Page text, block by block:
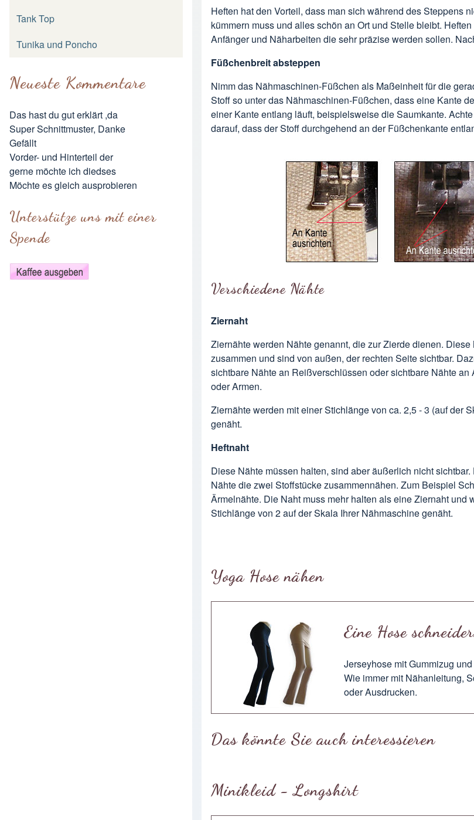
Tank Top
Tunika und Poncho
Neueste Kommentare
Das hast du gut erklärt ,da
Super Schnittmuster, Danke
Gefällt
Vorder- und Hinterteil der
gerne möchte ich diedses
Möchte es gleich ausprobieren
Unterstütze uns mit einer
Spende
Heften hat den Vorteil, dass man sich während des Steppens
kümmern muss und alles schön an Ort und Stelle bleibt.
Anfänger und Näharbeiten die sehr präzise werden sollen.
Füßchenbreit absteppen
Nimm das Nähmaschinen-Füßchen als Maßeinheit für die
Stoff so unter das Nähmaschinen-Füßchen, dass eine Kante
einer Kante entlang läuft, beispielsweise die Saumkante.
darauf, dass der Stoff durchgehend an der Füßchenkante
Verschiedene Nähte
Ziernaht
Ziernähte werden Nähte genannt, die zur Zierde dienen.
zusammen und sind von außen, der rechten Seite sichtbar.
sichtbare Nähte an Reißverschlüssen oder sichtbare Nähte an
oder Armen.
Ziernähte werden mit einer Stichlänge von ca. 2,5 - 3 (auf der
genäht.
Heftnaht
Diese Nähte müssen halten, sind aber äußerlich nicht
Nähte die zwei Stoffstücke zusammennähen. Zum Beispiel
Ärmelnähte. Die Naht muss mehr halten als eine Ziernaht und
Stichlänge von 2 auf der Skala Ihrer Nähmaschine genäht.
Yoga Hose nähen
Eine Hose
Jerseyhose mit Gummizug
Wie immer mit Nähanleitung,
oderAusdrucken.
Das könnte Sie auch interessieren
Minikleid - Longshirt